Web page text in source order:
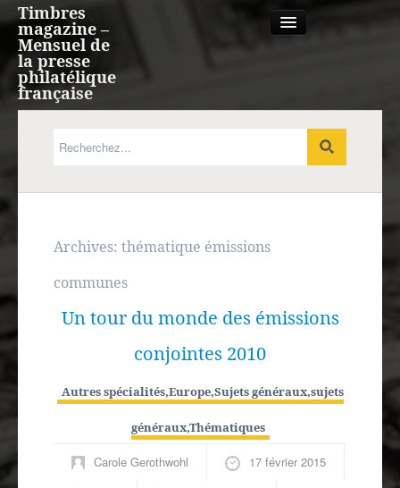
Timbres
magazine –
Mensuel de
la presse
philatélique
française
Expression française
Europe
Outre-mer
Autres spécialités
Archives: thématique émissions
communes
Un tour du monde des émissions
conjointes 2010
Autres spécialités,Europe,Sujets généraux,sujets
généraux,Thématiques
Carole Gerothwohl 17 février 2015